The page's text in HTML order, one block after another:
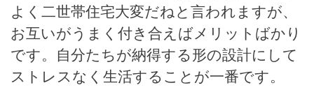
よく二世帯住宅大変だねと言われますが、
お互いがうまく付き合えばメリットばかり
です。自分たちが納得する形の設計にして
ストレスなく生活することが一番です。